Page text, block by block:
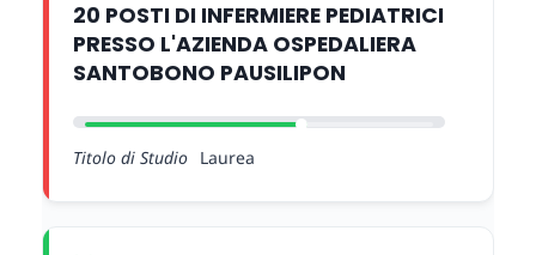
20 POSTI DI INFERMIERE PEDIATRICI
PRESSO L'AZIENDA OSPEDALIERA
SANTOBONO PAUSILIPON
Titolo di Studio Laurea